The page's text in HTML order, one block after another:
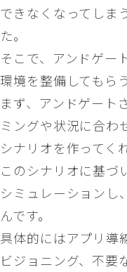
できなくなってしま
た。
そこで、アンドゲー
環境を整備してもら
まず、アンドゲート
ミングや状況に合わ
シナリオを作ってく
このシナリオに基づ
シミュレーションし
んです。
具体的にはアプリ導
ビジョニング、不要